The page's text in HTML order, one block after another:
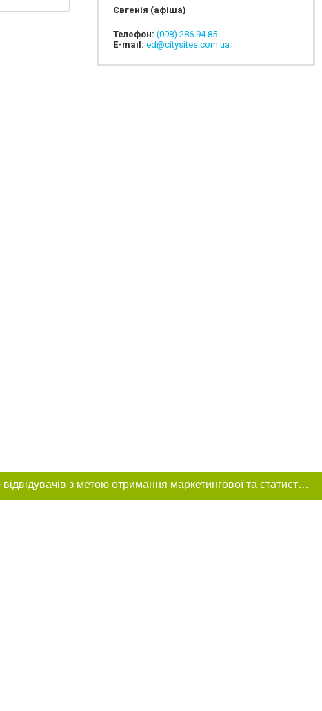
Євгенія (афіша)
Телефон: (098) 286 94 85
E-mail: ed@citysites.com.ua
Цей сайт використовує «cookies». Також веб-сайт використовує інтернет-сервіс для збору технічних даних стосовно відвідувачів з метою отримання маркетингової та статистичної інформації. Умови обробки даних відвідувачів сайту див.